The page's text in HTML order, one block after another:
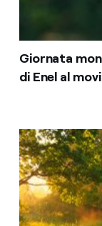
Giornata
di Enel al